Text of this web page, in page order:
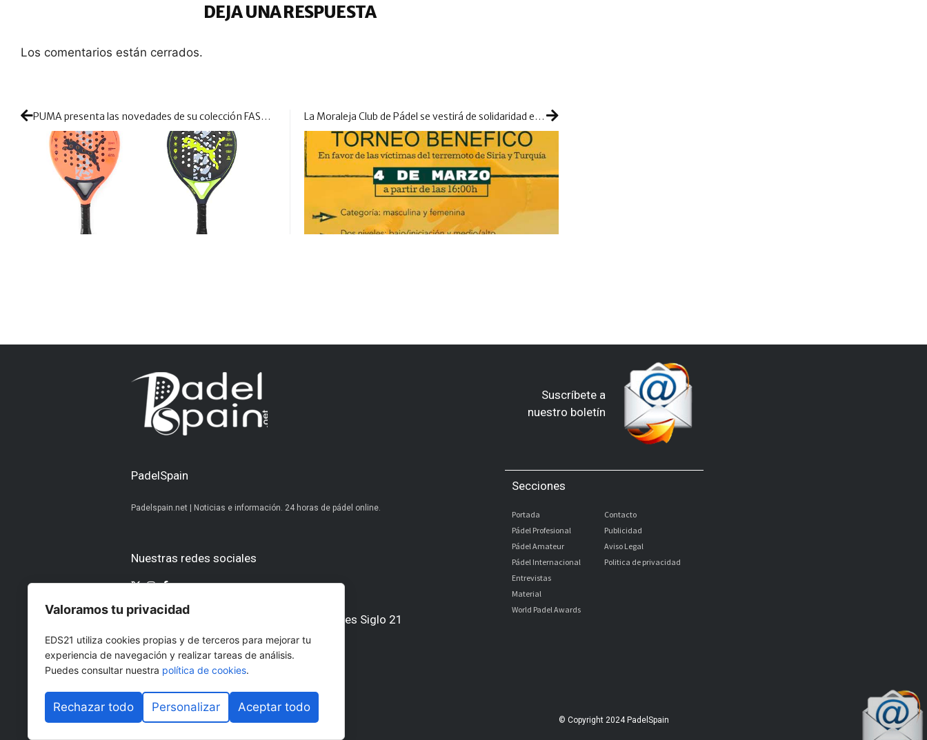
DEJA UNA RESPUESTA
Los comentarios están cerrados.
PUMA presenta las novedades de su colección FASTER PADEL para la temporada 2023 La Moraleja Club de Pádel se vestirá de solidaridad en favor de las víctimas del terremoto de Siria y Turquía
Suscríbete a
nuestro boletín
PadelSpain
Padelspain.net | Noticias e información. 24 horas de pádel online.
Nuestras redes sociales
Otros medios del Grupo Ediciones Digitales Siglo 21
AltoDirectivo
RRHHDigital
GolfConfidencial
Secciones
Portada
Pádel Profesional
Pádel Amateur
Pádel Internacional
Entrevistas
Material
World Padel Awards
Contacto
Publicidad
Aviso Legal
Politica de privacidad
© Copyright 2024 PadelSpain
Valoramos tu privacidad
EDS21 utiliza cookies propias y de terceros para mejorar tu
experiencia de navegación y realizar tareas de análisis.
Puedes consultar nuestra política de cookies.
Rechazar todo Personalizar Aceptar todo